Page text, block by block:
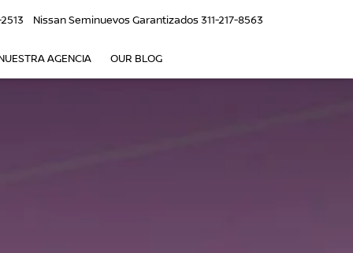
Nissan Seminuevos Garantizados311-217-8563
AGENCIA OUR BLOG